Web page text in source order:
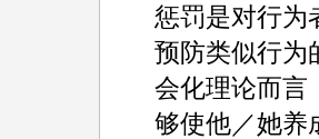
惩罚是对行为
预防类似行为
会化理论而言
够使他／她养